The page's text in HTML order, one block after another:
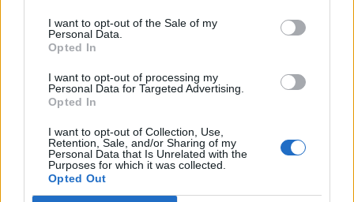
I want to opt-out of the Sale of my
Personal Data.
Opted In
I want to opt-out of processing my
Personal Data for Targeted Advertising.
Opted In
I want to opt-out of Collection, Use,
Retention, Sale, and/or Sharing of my
Personal Data that Is Unrelated with the
Purposes for which it was collected.
Opted Out
mrekullisht
SHBA: Bisedimet Oman-
Iran po avancojnë,
marrëveshja për lundrimin
në Hormuz pritet së
Dita e tetë e protestës në
Divjakë, banorët
refuzojnë bashkimin me